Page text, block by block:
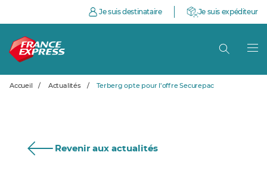
Je suis destinataire Je suis expéditeur
Accueil / Actualités / Terberg opte pour l’offre Securepac
Revenir aux actualités